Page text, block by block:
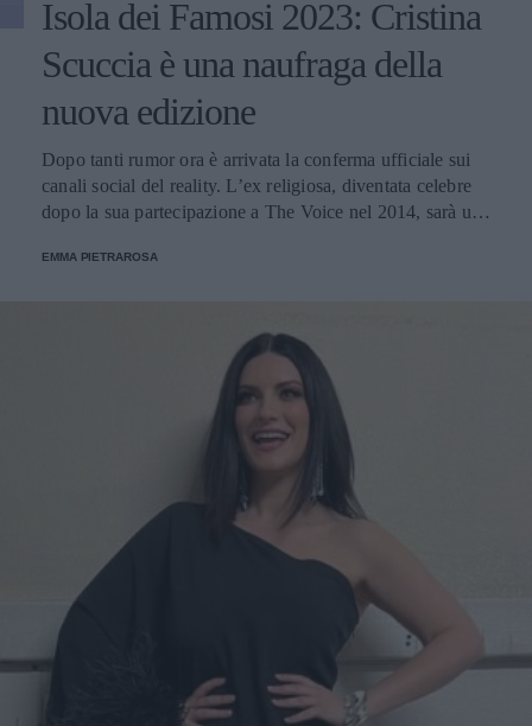
Isola dei Famosi 2023: Cristina
Scuccia è una naufraga della
nuova edizione
Dopo tanti rumor ora è arrivata la conferma ufficiale sui
canali social del reality. L’ex religiosa, diventata celebre
dopo la sua partecipazione a The Voice nel 2014, sarà una
EMMA PIETRAROSA